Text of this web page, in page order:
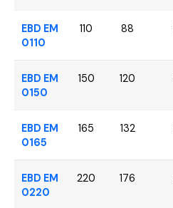
EBD EM
0110
110 88
EBD EM
0150
150 120
EBD EM
0165
165 132
EBD EM
0220
220 176